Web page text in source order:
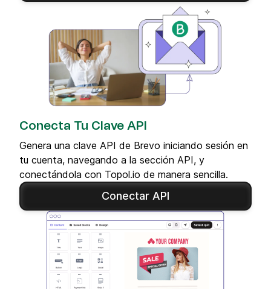
Conecta Tu Clave API
Genera una clave API de Brevo iniciando sesión en
tu cuenta, navegando a la sección API, y
conectándola con Topol.io de manera sencilla.
Conectar API